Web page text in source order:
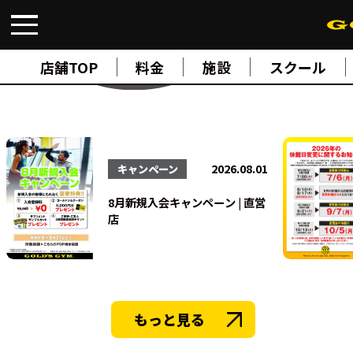
店舗TOP 料金 施設 スクール
FIND A GYM 店舗検索
SUPPORT
SCHOOL スクール
STUDIO スタジオ
JOINご入会について
NEWSニュース
Hachioji Tokyo
キャンペーン 2026.08.01
8月新規入会キャンペーン | 直営
店
もっと見る